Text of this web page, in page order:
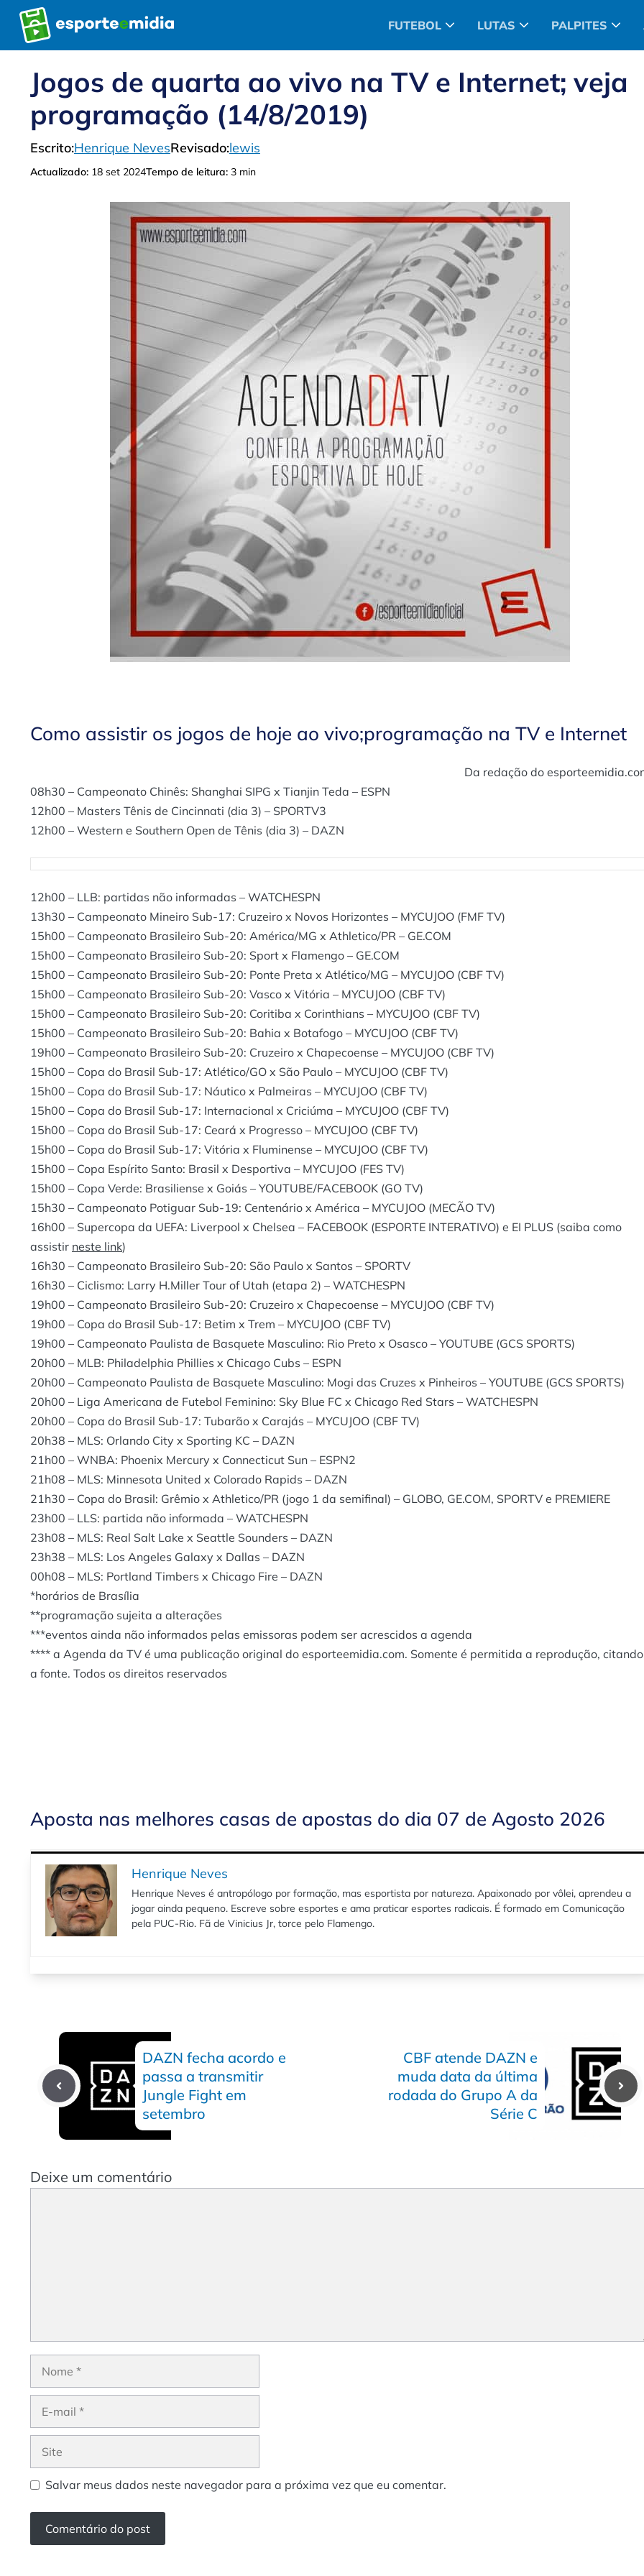
Pular
para
o
FUTEBOL LUTAS PALPITES
Jogos de quarta ao vivo na TV e Internet; veja
programação (14/8/2019)
Escrito:Henrique NevesRevisado:lewis
Actualizado: 18 set 2024Tempo de leitura: 3 min
Como assistir os jogos de hoje ao vivo;programação na TV e Internet
Da redação do
08h30 – Campeonato Chinês: Shanghai SIPG x Tianjin Teda – ESPN
12h00 – Masters Tênis de Cincinnati (dia 3) – SPORTV3
12h00 – Western e Southern Open de Tênis (dia 3) – DAZN
12h00 – LLB: partidas não informadas – WATCHESPN
13h30 – Campeonato Mineiro Sub-17: Cruzeiro x Novos Horizontes – MYCUJOO (FMF TV)
15h00 – Campeonato Brasileiro Sub-20: América/MG x Athletico/PR – GE.COM
15h00 – Campeonato Brasileiro Sub-20: Sport x Flamengo – GE.COM
15h00 – Campeonato Brasileiro Sub-20: Ponte Preta x Atlético/MG – MYCUJOO (CBF TV)
15h00 – Campeonato Brasileiro Sub-20: Vasco x Vitória – MYCUJOO (CBF TV)
15h00 – Campeonato Brasileiro Sub-20: Coritiba x Corinthians – MYCUJOO (CBF TV)
15h00 – Campeonato Brasileiro Sub-20: Bahia x Botafogo – MYCUJOO (CBF TV)
19h00 – Campeonato Brasileiro Sub-20: Cruzeiro x Chapecoense – MYCUJOO (CBF TV)
15h00 – Copa do Brasil Sub-17: Atlético/GO x São Paulo – MYCUJOO (CBF TV)
15h00 – Copa do Brasil Sub-17: Náutico x Palmeiras – MYCUJOO (CBF TV)
15h00 – Copa do Brasil Sub-17: Internacional x Criciúma – MYCUJOO (CBF TV)
15h00 – Copa do Brasil Sub-17: Ceará x Progresso – MYCUJOO (CBF TV)
15h00 – Copa do Brasil Sub-17: Vitória x Fluminense – MYCUJOO (CBF TV)
15h00 – Copa Espírito Santo: Brasil x Desportiva – MYCUJOO (FES TV)
15h00 – Copa Verde: Brasiliense x Goiás – YOUTUBE/FACEBOOK (GO TV)
15h30 – Campeonato Potiguar Sub-19: Centenário x América – MYCUJOO (MECÃO TV)
16h00 – Supercopa da UEFA: Liverpool x Chelsea – FACEBOOK (ESPORTE INTERATIVO) e EI PLUS (saiba como
assistir neste link)
16h30 – Campeonato Brasileiro Sub-20: São Paulo x Santos – SPORTV
16h30 – Ciclismo: Larry H.Miller Tour of Utah (etapa 2) – WATCHESPN
19h00 – Campeonato Brasileiro Sub-20: Cruzeiro x Chapecoense – MYCUJOO (CBF TV)
19h00 – Copa do Brasil Sub-17: Betim x Trem – MYCUJOO (CBF TV)
19h00 – Campeonato Paulista de Basquete Masculino: Rio Preto x Osasco – YOUTUBE (GCS SPORTS)
20h00 – MLB: Philadelphia Phillies x Chicago Cubs – ESPN
20h00 – Campeonato Paulista de Basquete Masculino: Mogi das Cruzes x Pinheiros – YOUTUBE (GCS SPORTS)
20h00 – Liga Americana de Futebol Feminino: Sky Blue FC x Chicago Red Stars – WATCHESPN
20h00 – Copa do Brasil Sub-17: Tubarão x Carajás – MYCUJOO (CBF TV)
20h38 – MLS: Orlando City x Sporting KC – DAZN
21h00 – WNBA: Phoenix Mercury x Connecticut Sun – ESPN2
21h08 – MLS: Minnesota United x Colorado Rapids – DAZN
21h30 – Copa do Brasil: Grêmio x Athletico/PR (jogo 1 da semifinal) – GLOBO, GE.COM, SPORTV e PREMIERE
23h00 – LLS: partida não informada – WATCHESPN
23h08 – MLS: Real Salt Lake x Seattle Sounders – DAZN
23h38 – MLS: Los Angeles Galaxy x Dallas – DAZN
00h08 – MLS: Portland Timbers x Chicago Fire – DAZN
*horários de Brasília
**programação sujeita a alterações
***eventos ainda não informados pelas emissoras podem ser acrescidos a agenda
**** a Agenda da TV é uma publicação original do esporteemidia.com. Somente é permitida a reprodução, citando
a fonte. Todos os direitos reservados
Aposta nas melhores casas de apostas do dia 07 de Agosto 2026
Henrique Neves
Henrique Neves é antropólogo por formação, mas esportista por natureza. Apaixonado por vôlei, aprendeu a
jogar ainda pequeno. Escreve sobre esportes e ama praticar esportes radicais. É formado em Comunicação
pela PUC-Rio. Fã de Vinicius Jr, torce pelo Flamengo.
DAZN fecha acordo e
passa a transmitir
Jungle Fight em
setembro
CBF atende DAZN e
muda data da última
rodada do Grupo A da
Série C
Deixe um comentário
Nome
Site
Salvar meus dados neste navegador para a próxima vez que eu comentar.